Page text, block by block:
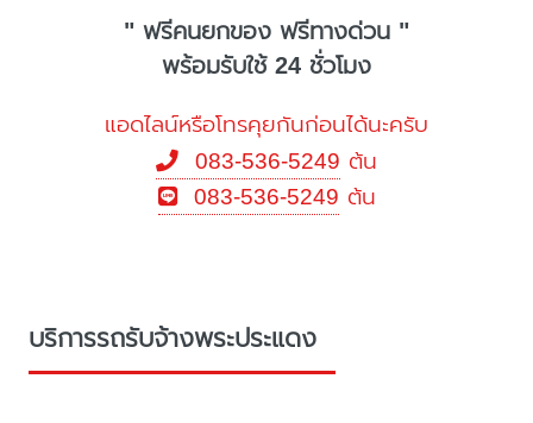
" ฟรีคนยกของ ฟรีทางด่วน "
พร้อมรับใช้ 24 ชั่วโมง
แอดไลน์หรือโทรคุยกันก่อนได้นะครับ
083-536-5249 ต้น
083-536-5249 ต้น
บริการรถรับจ้างพระประแดง